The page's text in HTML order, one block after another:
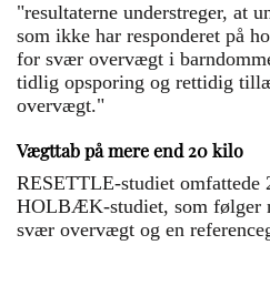
"resultaterne understreger, at
som ikke har responderet på
for svær overvægt i
tidlig opsporing og rettidig
overvægt."
Vægttab på mere end 20 kilo
RESETTLE-studiet omfattede
HOLBÆK-studiet, som følger
svær overvægt og en